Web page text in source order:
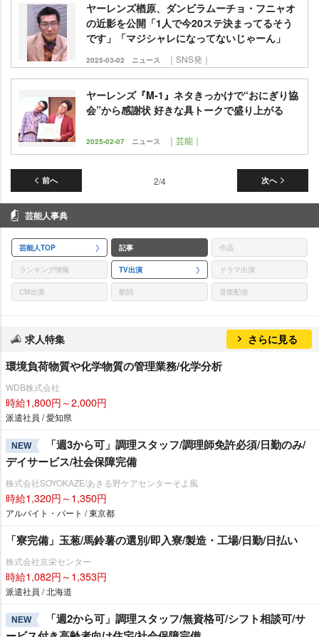
ヤーレンズ楢原、ダンビラムーチョ・フニャオ
の近影を公開「1人で今20ステ決まってるそう
です」「マジシャレになってないじゃーん」
2025-03-02 ニュース ｜SNS発｜
ヤーレンズ『M-1』ネタきっかけで“おにぎり協
会”から感謝状 好きな具トークで盛り上がる
2025-02-07 ニュース ｜芸能｜
前へ 次へ
2/4
芸能人事典
芸能人TOP 記事 作品
ランキング情報 TV出演 ドラマ出演
CM出演 歌詞 音楽配信
求人特集 さらに見る
環境負荷物質や化学物質の管理業務/化学分析
WDB株式会社
時給1,800円～2,000円
派遣社員 / 愛知県
NEW
「週3から可」調理スタッフ/調理師免許必須/日勤のみ/
デイサービス/社会保障完備
株式会社SOYOKAZE/あきる野ケアセンターそよ風
時給1,320円～1,350円
アルバイト・パート / 東京都
「寮完備」玉葱/馬鈴薯の選別/即入寮/製造・工場/日勤/日払い
株式会社京栄センター
時給1,082円～1,353円
派遣社員 / 北海道
NEW
「週2から可」調理スタッフ/無資格可/シフト相談可/サ